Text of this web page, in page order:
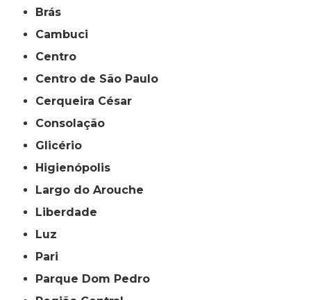
Brás
Cambuci
Centro
Centro de São Paulo
Cerqueira César
Consolação
Glicério
Higienópolis
Largo do Arouche
Liberdade
Luz
Pari
Parque Dom Pedro